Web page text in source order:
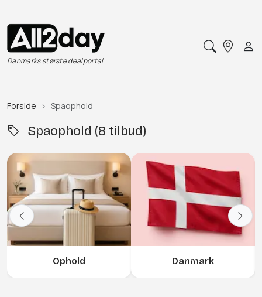
Danmarks største dealportal
Forside Spaophold
Spaophold (8 tilbud)
Ophold Danmark